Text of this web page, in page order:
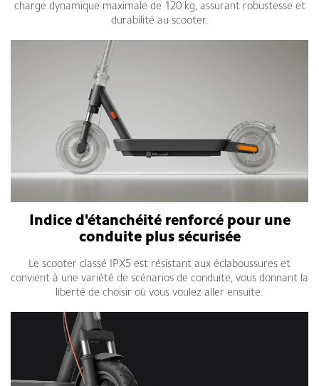
charge dynamique maximale de 120 kg, assurant robustesse et
durabilité au scooter.
Indice d'étanchéité renforcé pour une
conduite plus sécurisée
Le scooter classé IPX5 est résistant aux éclaboussures et
convient à une variété de scénarios de conduite, vous donnant la
liberté de choisir où vous voulez aller ensuite.